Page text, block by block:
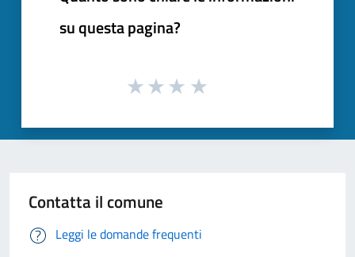
su questa pagina?
Contatta il comune
Leggi le domande frequenti